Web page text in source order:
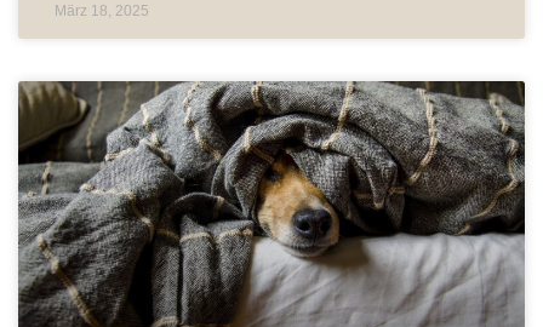
März 18, 2025